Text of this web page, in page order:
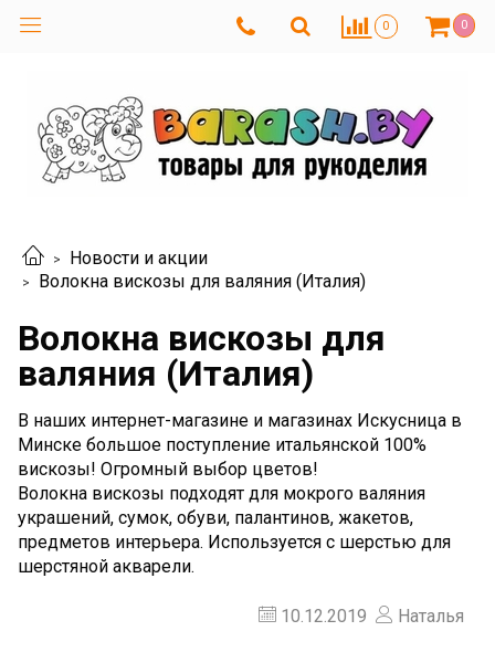
0 0
Новости и акции
Волокна вискозы для валяния (Италия)
Волокна вискозы для
валяния (Италия)
В наших интернет-магазине и магазинах Искусница в
Минске большое поступление итальянской 100%
вискозы! Огромный выбор цветов!
Волокна вискозы подходят для мокрого валяния
украшений, сумок, обуви, палантинов, жакетов,
предметов интерьера. Используется с шерстью для
шерстяной акварели.
10.12.2019 Наталья